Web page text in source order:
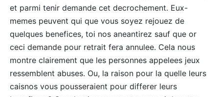
et parmi tenir demande cet decrochement. Eux-
memes peuvent qui que vous soyez rejouez de
quelques benefices, toi nos aneantirez sauf que or
ceci demande pour retrait fera annulee. Cela nous
montre clairement que les personnes appelees jeux
ressemblent abuses. Ou, la raison pour la quelle leurs
caisnos vous pousseraient pour differer leurs